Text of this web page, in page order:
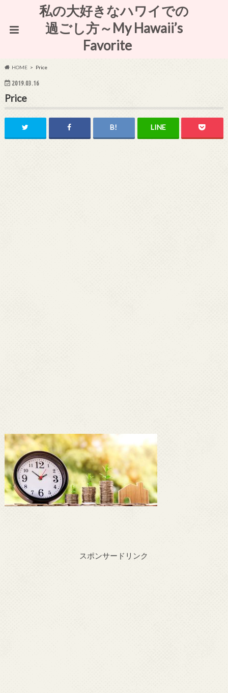
私の大好きなハワイでの
過ごし方～My Hawaii’s
Favorite
HOME Price
2019.03.16
Price
スポンサードリンク